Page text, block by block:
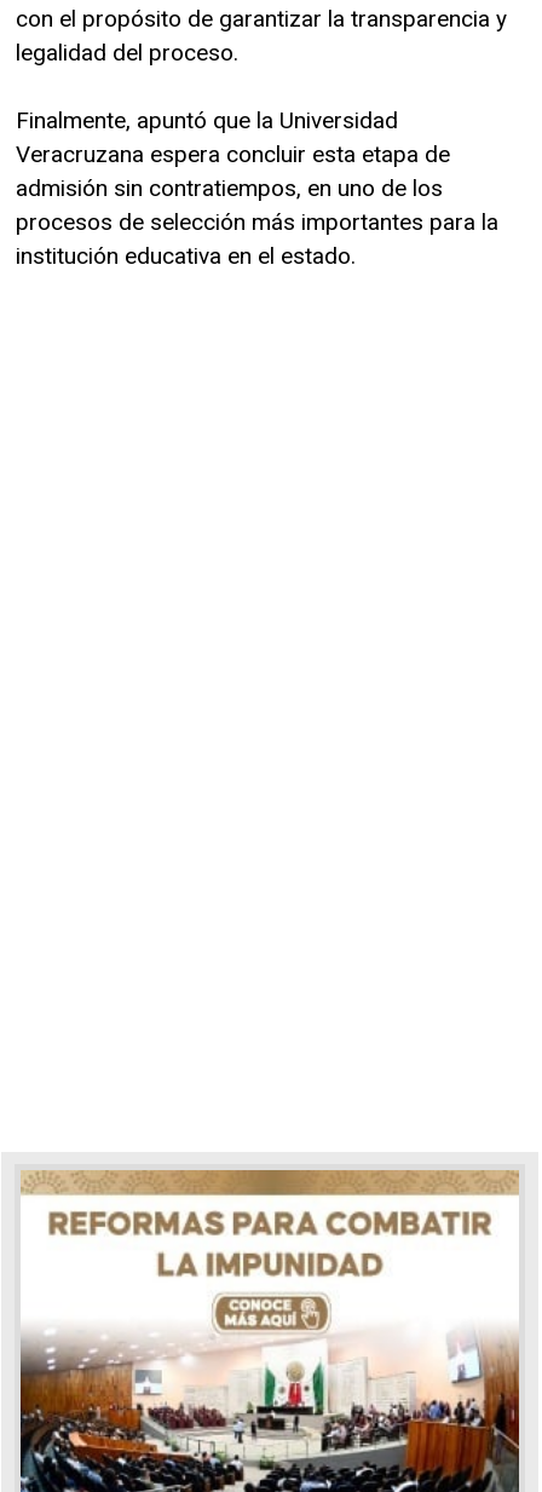
con el propósito de garantizar la transparencia y
legalidad del proceso.
Finalmente, apuntó que la Universidad
Veracruzana espera concluir esta etapa de
admisión sin contratiempos, en uno de los
procesos de selección más importantes para la
institución educativa en el estado.